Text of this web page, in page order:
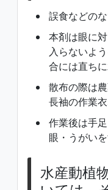
誤食などの
本剤は眼に
入らないよ
合には直ちに
散布の際は
長袖の作業
作業後は手
眼・うがいを
水産動植